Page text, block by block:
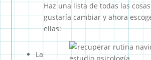
Haz una lista de todas las
gustaría cambiar y ahora
ellas:
La